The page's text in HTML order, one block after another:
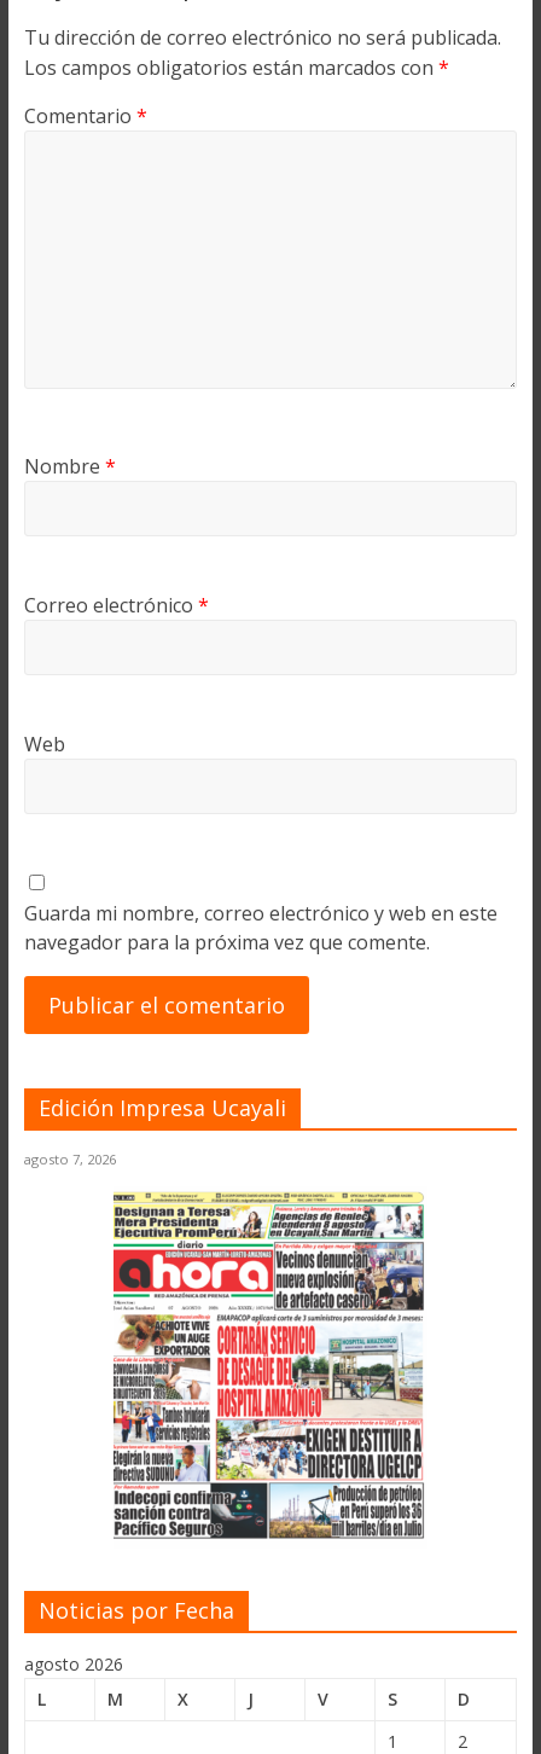
Tu dirección de correo electrónico no será publicada.
Los campos obligatorios están marcados con *
Comentario *
Nombre *
Correo electrónico *
Web
Guarda mi nombre, correo electrónico y web en este
navegador para la próxima vez que comente.
Edición Impresa Ucayali
agosto 7, 2026
Noticias por Fecha
agosto 2026
L
M X J V S
D
1
2